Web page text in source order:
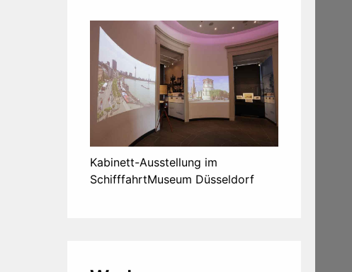
Kabinett-Ausstellung im
SchifffahrtMuseum Düsseldorf